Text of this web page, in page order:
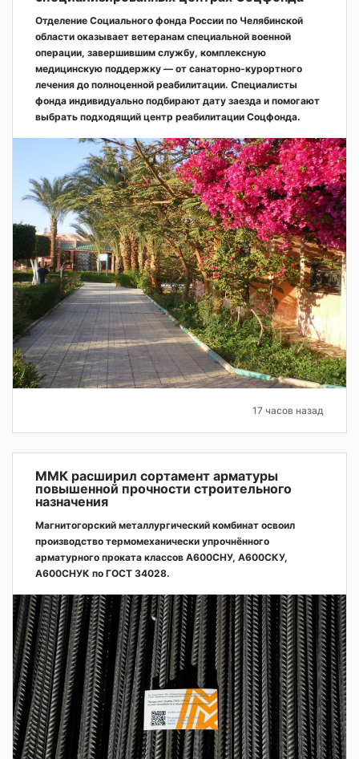
Отделение Социального фонда России по Челябинской
области оказывает ветеранам специальной военной
операции, завершившим службу, комплексную
медицинскую поддержку — от санаторно-курортного
лечения до полноценной реабилитации. Специалисты
фонда индивидуально подбирают дату заезда и помогают
выбрать подходящий центр реабилитации Соцфонда.
17 часов назад
ММК расширил сортамент арматуры
повышенной прочности строительного
назначения
Магнитогорский металлургический комбинат освоил
производство термомеханически упрочнённого
арматурного проката классов А600СНУ, А600СКУ,
А600СНУК по ГОСТ 34028.